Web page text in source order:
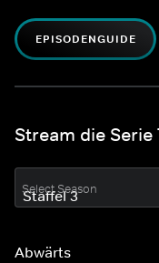
EPISODENGUIDE
Stream die
Select Season
Abwärts